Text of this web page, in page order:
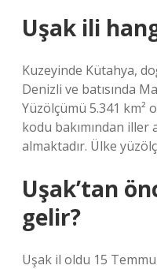
Uşak ili
Kuzeyinde Kütahya,
Denizli ve batısında
Yüzölçümü 5.341 km²
kodu bakımından iller
almaktadır. Ülke
Uşak’tan
gelir?
Uşak il oldu 15